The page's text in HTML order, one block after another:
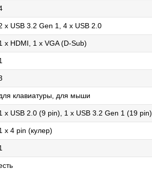
x USB 3.2 Gen 1, 4 x USB 2.0
x HDMI, 1 x VGA (D-Sub)
клавиатуры, для мыши
x USB 2.0 (9 pin), 1 x USB 3.2 Gen 1 (19 pin)
x 4 pin (кулер)